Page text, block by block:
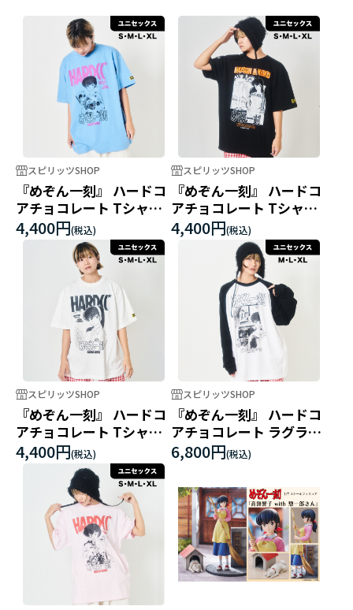
スピリッツSHOP
『めぞん一刻』 ハードコ
アチョコレート Tシャツ
A サックス
4,400円
スピリッツSHOP
『めぞん一刻』 ハードコ
アチョコレート Tシャツ
B ブラック
4,400円
スピリッツSHOP
『めぞん一刻』 ハードコ
アチョコレート Tシャツ
C バニラホワイト
4,400円
スピリッツSHOP
『めぞん一刻』 ハードコ
アチョコレート ラグラン
ロングスリーブTシャツ
6,800円